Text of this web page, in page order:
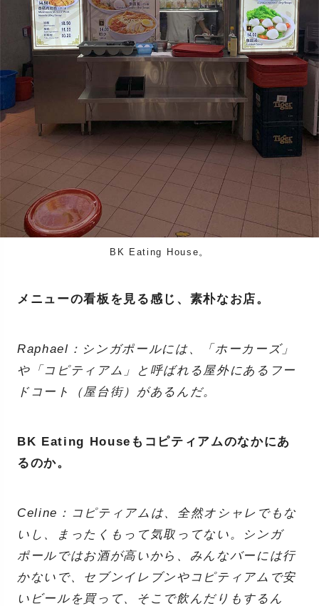
BK Eating House。
メニューの看板を見る感じ、素朴なお店。
Raphael：シンガポールには、「ホーカーズ」
や「コピティアム」と呼ばれる屋外にあるフー
ドコート（屋台街）があるんだ。
BK Eating Houseもコピティアムのなかにあ
るのか。
Celine：コピティアムは、全然オシャレでもな
いし、まったくもって気取ってない。シンガ
ポールではお酒が高いから、みんなバーには行
かないで、セブンイレブンやコピティアムで安
いビールを買って、そこで飲んだりもするん